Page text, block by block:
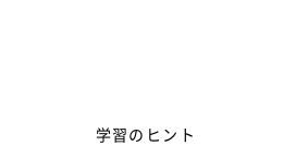
学習のヒント